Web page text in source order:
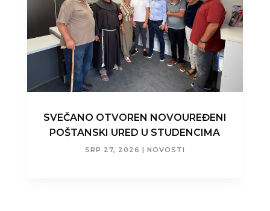
SVEČANO OTVOREN NOVOUREĐENI
POŠTANSKI URED U STUDENCIMA
SRP 27, 2026 | NOVOSTI